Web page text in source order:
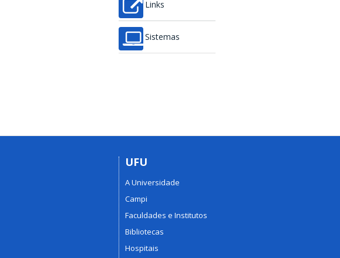
Links
Sistemas
UFU
A Universidade
Campi
Faculdades e Institutos
Bibliotecas
Hospitais